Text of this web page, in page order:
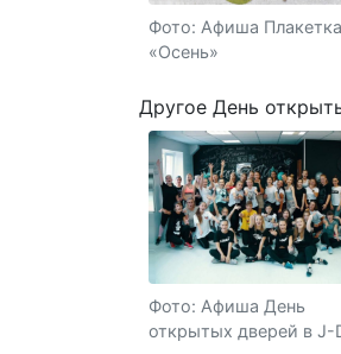
Фото: Афиша Плакетка
«Осень»
Другое День
Фото: Афиша День
открытых дверей в J-